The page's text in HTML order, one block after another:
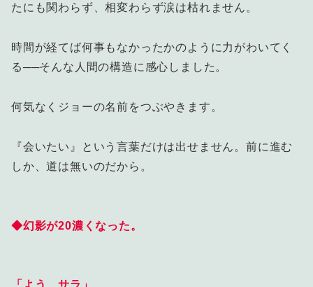
たにも関わらず、相変わらず涙は枯れません。
時間が経てば何事もなかったかのように力がわいてく
る──そんな人間の構造に感心しました。
何気なくジョーの名前をつぶやきます。
『会いたい』という言葉だけは出せません。前に進む
しか、道は無いのだから。
◆幻影が20濃くなった。